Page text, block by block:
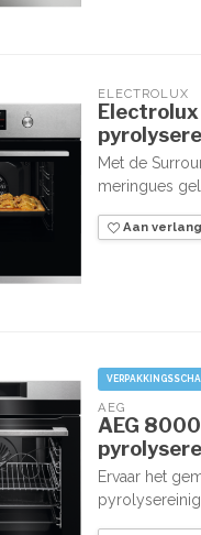
ELECTROLUX
Met de
meringues
Aan
AEG
AEG
Ervaar het